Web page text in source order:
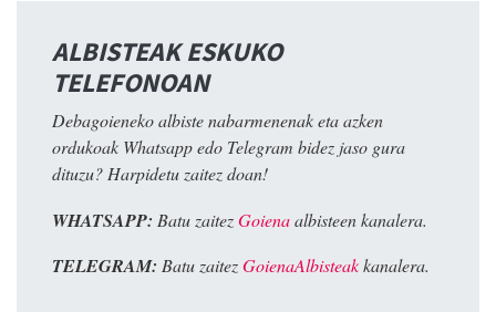
ALBISTEAK ESKUKO
TELEFONOAN
Debagoieneko albiste nabarmenenak eta azken
ordukoak Whatsapp edo Telegram bidez jaso gura
dituzu? Harpidetu zaitez doan!
WHATSAPP: Batu zaitezGoienaalbisteen kanalera.
TELEGRAM: Batu zaitezGoienaAlbisteakkanalera.